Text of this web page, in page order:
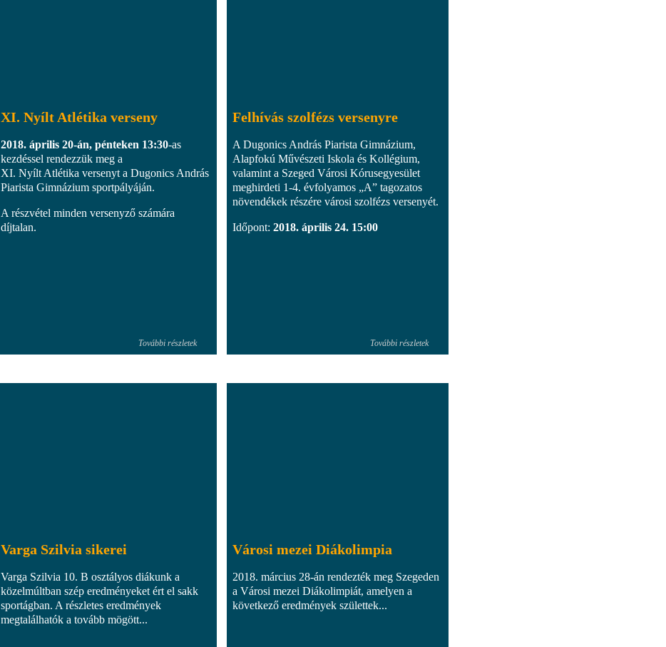
XI. Nyílt Atlétika verseny
2018. április 20-án, pénteken 13:30-as
kezdéssel rendezzük meg a
XI. Nyílt Atlétika versenyt a Dugonics András
Piarista Gimnázium sportpályáján.
A részvétel minden versenyző számára
díjtalan.
További részletek
Felhívás szolfézs versenyre
A Dugonics András Piarista Gimnázium,
Alapfokú Művészeti Iskola és Kollégium,
valamint a Szeged Városi Kórusegyesület
meghirdeti 1-4. évfolyamos „A” tagozatos
növendékek részére városi szolfézs versenyét.
Időpont: 2018. április 24. 15:00
További részletek
Varga Szilvia sikerei
Varga Szilvia 10. B osztályos diákunk a
közelmúltban szép eredményeket ért el sakk
sportágban. A részletes eredmények
megtalálhatók a tovább mögött...
Városi mezei Diákolimpia
2018. március 28-án rendezték meg Szegeden
a Városi mezei Diákolimpiát, amelyen a
következő eredmények születtek...